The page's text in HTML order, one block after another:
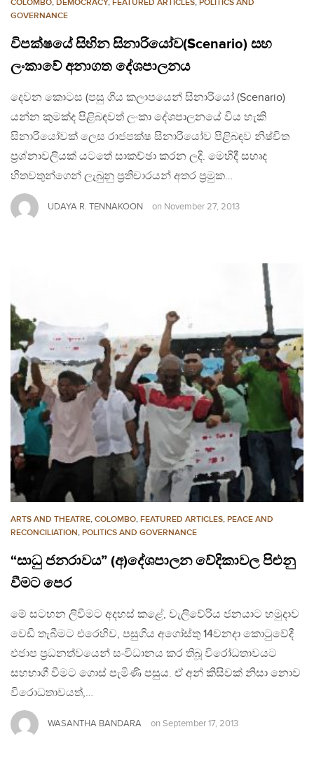
COLOMBO, DEMOCRACY, FEATURED ARTICLES, POLITICS AND
GOVERNANCE
විපක්ෂයේ සිහින සිනාරියෝව(Scenario) සහ
ලංකාවේ අනාගත දේශපාලනය
දෙවන කොටස (පසු ගිය කලාපයෙන් සිනාරියෝ (Scenario)
යන්න කුමක්ද පිළිබඳවත් ලංකා දේශපාලනයේ විය හැකි
සිනාරියෝවක් ලෙස රාජපක්ෂ සිනාරියෝව පිළිබඳව නිෂ්චිත
ප්‍රශ්නාවලියක් යටතේ සාකච්ඡා කරන ලදි. මෙහිදී සහෘද
හිතවතුන්ගෙන් ලැබුනු ප්‍රතිචාරයන් අතර ප්‍රමුක…
UDAYA R. TENNAKOON on November 27, 2013
ARTS AND THEATRE, COLOMBO, FEATURED ARTICLES, PEACE AND
RECONCILIATION, POLITICS AND GOVERNANCE
“සාධු ජනරාවය” (අ)දේශපාලන වේදිකාවල පිළුනු
වීමට පෙර
මේ සටහන ලිවීමට අදහස් කළේ, වැලිවේරිය ජනයාට හමුදාව
වෙඩි තැබීමට එරෙහිව, පසුගිය අගෝස්තු 14වනදා කොටුවේදී
එජාප ප්‍රධනත්වයෙන් සංවිධානය කර තිබූ විරෝධතාවයට
සහභාගී වීමට ගොස් පැමිණි පසුය. ඒ අන් කිසිවක් නිසා නොව
විරොධතාවයත්,…
WASANTHA BANDARA on September 17, 2013